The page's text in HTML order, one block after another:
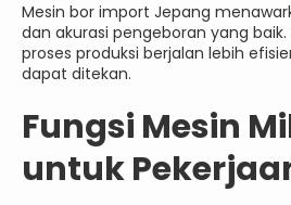
Mesin bor import Jepang
dan akurasi pengeboran yang
proses produksi berjalan lebih
dapat ditekan.
Fungsi Mesin
untuk